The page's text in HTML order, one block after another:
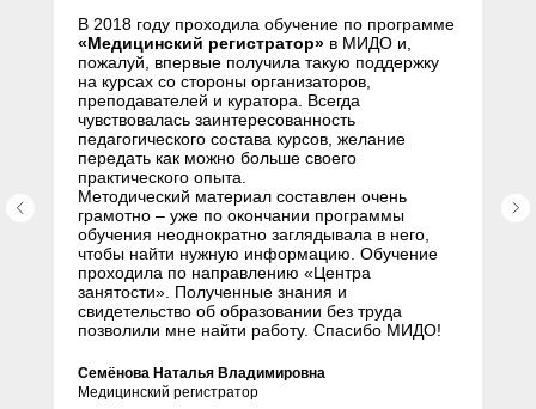
В 2018 году проходила обучение по программе
«Медицинский регистратор» в МИДО и,
пожалуй, впервые получила такую поддержку
на курсах со стороны организаторов,
преподавателей и куратора. Всегда
чувствовалась заинтересованность
педагогического состава курсов, желание
передать как можно больше своего
практического опыта.
Методический материал составлен очень
грамотно – уже по окончании программы
обучения неоднократно заглядывала в него,
чтобы найти нужную информацию. Обучение
проходила по направлению «Центра
занятости». Полученные знания и
свидетельство об образовании без труда
позволили мне найти работу. Спасибо МИДО!
Семёнова Наталья Владимировна
Медицинский регистратор